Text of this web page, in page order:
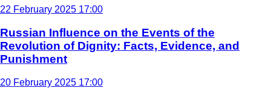
22 February 2025 17:00
Russian Influence on the Events of the
Revolution of Dignity: Facts, Evidence, and
Punishment
20 February 2025 17:00